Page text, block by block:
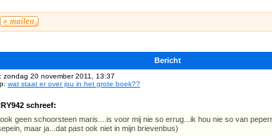
Bericht
zondag 20 november 2011, 13:37
wat staat er over jou in het grote boek??
schreef:
geen schoorsteen maris....is voor mij nie so errug...ik hou nie so van
maar ja...dat past ook niet in mijn brievenbus)